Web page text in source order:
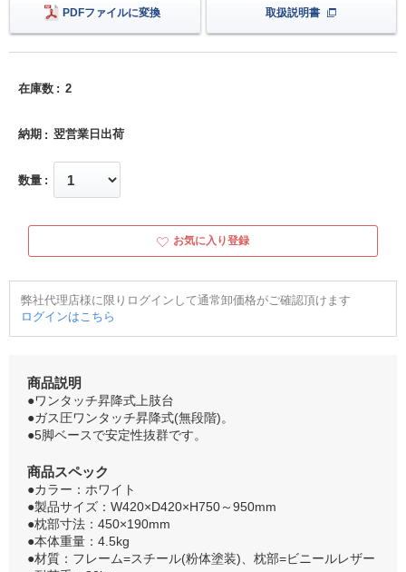
PDFファイルに変換 取扱説明書
在庫数 2
納期 翌営業日出荷
数量
お気に入り登録
弊社代理店様に限りログインして通常卸価格がご確認頂けます
ログインはこちら
商品説明
●ワンタッチ昇降式上肢台
●ガス圧ワンタッチ昇降式(無段階)。
●5脚ベースで安定性抜群です。
商品スペック
●カラー：ホワイト
●製品サイズ：W420×D420×H750～950mm
●枕部寸法：450×190mm
●本体重量：4.5kg
●材質：フレーム=スチール(粉体塗装)、枕部=ビニールレザー